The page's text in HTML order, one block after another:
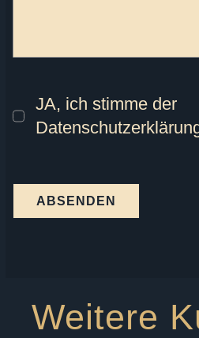
JA, ich stimme der
ABSENDEN
Weitere